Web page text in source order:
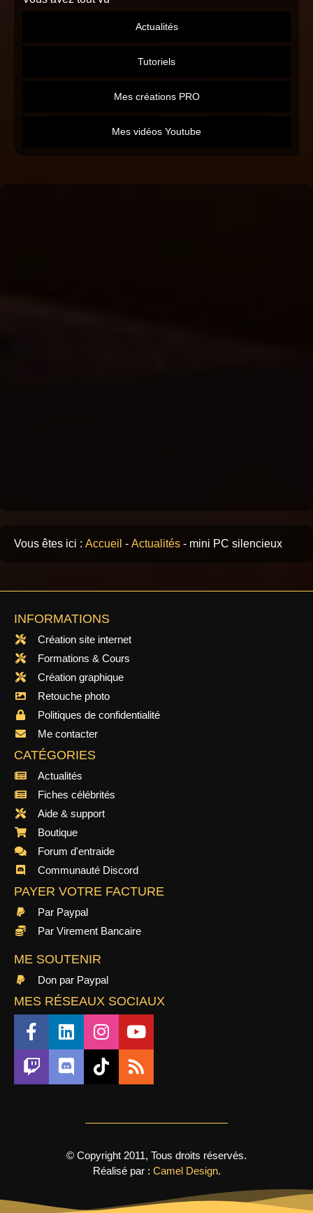
Actualités
Tutoriels
Mes créations PRO
Mes vidéos Youtube
Vous êtes ici : Accueil - Actualités - mini PC silencieux
INFORMATIONS
Création site internet
Formations & Cours
Création graphique
Retouche photo
Politiques de confidentialité
Me contacter
CATÉGORIES
Actualités
Fiches célébrités
Aide & support
Boutique
Forum d'entraide
Communauté Discord
PAYER VOTRE FACTURE
Par Paypal
Par Virement Bancaire
ME SOUTENIR
Don par Paypal
MES RÉSEAUX SOCIAUX
© Copyright 2011, Tous droits réservés.
Réalisé par : Camel Design.